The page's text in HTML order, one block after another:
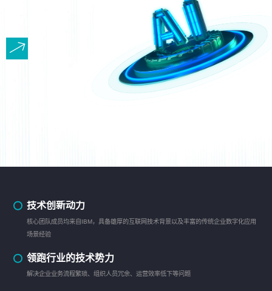
技术创新动力
核心团队成员均来自IBM，具备雄厚的互联网技术背景以及丰富的传统企业数字化应用
场景经验
领跑行业的技术势力
解决企业业务流程繁琐、组织人员冗余、运营效率低下等问题